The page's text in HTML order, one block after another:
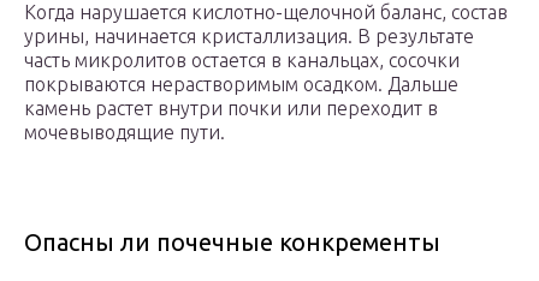
Когда нарушается кислотно-щелочной баланс, состав
урины, начинается кристаллизация. В результате
часть микролитов остается в канальцах, сосочки
покрываются нерастворимым осадком. Дальше
камень растет внутри почки или переходит в
мочевыводящие пути.
Опасны ли почечные конкременты